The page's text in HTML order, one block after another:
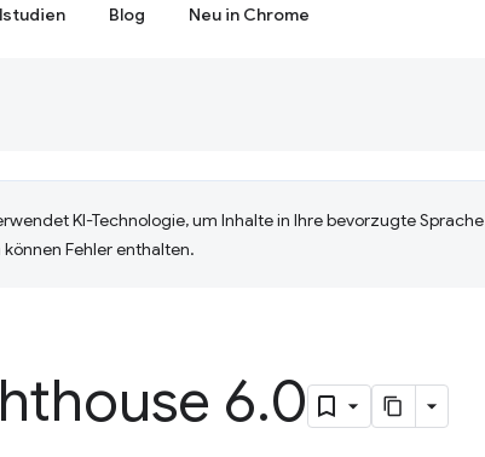
Blog Neu in Chrome
KI-Technologie, um Inhalte in Ihre bevorzugte Sprache
Fehler enthalten.
6.0